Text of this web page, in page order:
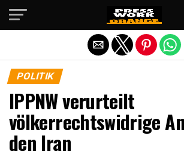
POLITIK
IPPNW verurteilt
völkerrechtswidrige
den Iran
Die mobile Version